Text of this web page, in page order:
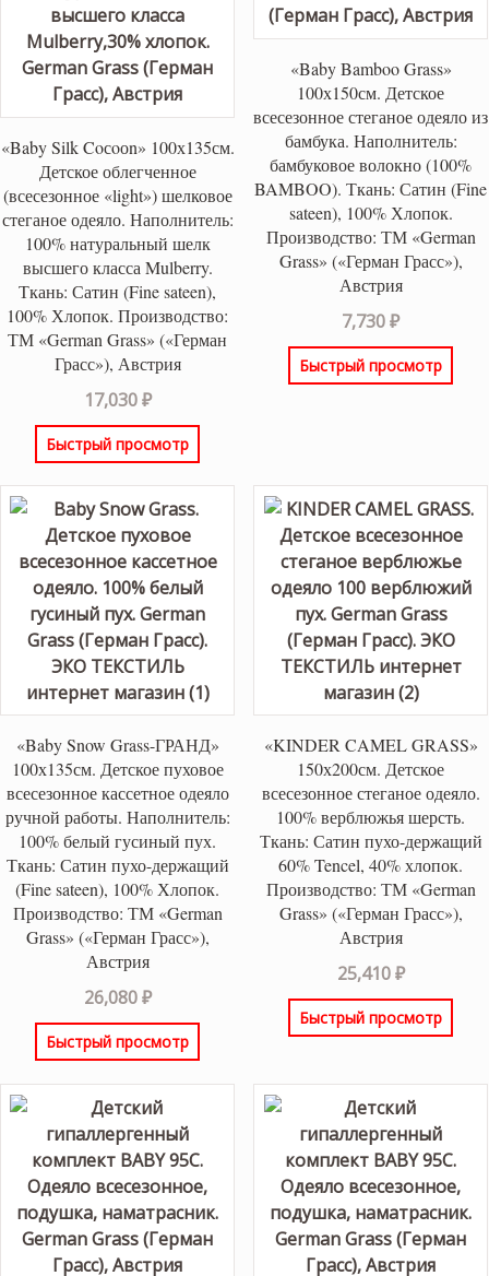
«Baby Silk Coсoоn» 100х135см.
Детское облегченное
(всесезонное «light») шелковое
стеганое одеяло. Наполнитель:
100% натуральный шелк
высшего класса Mulberry.
Ткань: Сатин (Fine sateen),
100% Хлопок. Производство:
ТМ «German Grass» («Герман
Грасс»), Австрия
17,030₽
Быстрый просмотр
«Baby Bamboo Grass»
100х150см. Детское
всесезонное стеганое одеяло из
бамбука. Наполнитель:
бамбуковое волокно (100%
BAMBOO). Ткань: Сатин (Fine
sateen), 100% Хлопок.
Производство: ТМ «German
Grass» («Герман Грасс»),
Австрия
7,730₽
Быстрый просмотр
«Baby Snow Grass-ГРАНД»
100х135см. Детское пуховое
всесезонное кассетное одеяло
ручной работы. Наполнитель:
100% белый гусиный пух.
Ткань: Сатин пухо-держащий
(Fine sateen), 100% Хлопок.
Производство: ТМ «German
Grass» («Герман Грасс»),
Австрия
26,080₽
Быстрый просмотр
«KINDER CAMEL GRASS»
150х200см. Детское
всесезонное стеганое одеяло.
100% верблюжья шерсть.
Ткань: Сатин пухо-держащий
60% Tencel, 40% хлопок.
Производство: ТМ «German
Grass» («Герман Грасс»),
Австрия
25,410₽
Быстрый просмотр